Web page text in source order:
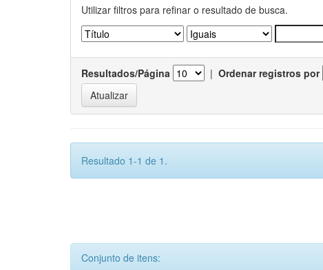
Utilizar filtros para refinar o resultado de busca.
Resultados/Página | Ordenar registros por
Resultado 1-1 de 1.
Conjunto de itens: